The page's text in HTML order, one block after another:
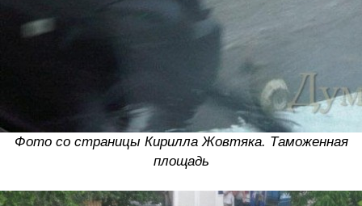
Фото со страницы Кирилла Жовтяка. Таможенная
площадь